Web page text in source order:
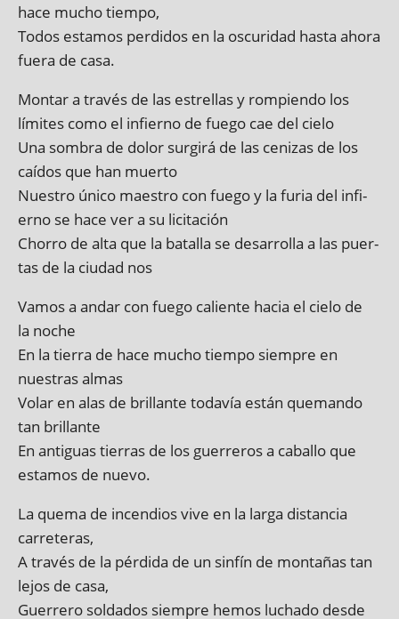
hace mucho tiempo,
Todos estamos per­didos en la oscur­id­ad hasta ahora
fuera de casa.
Montar a través de las estrel­las y rompiendo los
límites como el infi­erno de fuego cae del cielo
Una som­bra de dol­or sur­girá de las cen­izas de los
caí­dos que han muerto
Nuestro único maes­tro con fuego y la furia del infi­
erno se hace ver a su licitación
Chorro de alta que la batalla se desar­rolla a las puer­
tas de la ciudad nos
Vamos a andar con fuego cali­ente hacia el cielo de
la noche
En la tierra de hace mucho tiempo siempre en
nuestras almas
Volar en alas de bril­lante todavía están que­mando
tan brillante
En anti­guas tier­ras de los guer­rer­os a caballo que
estamos de nuevo.
La quema de incen­di­os vive en la larga dis­tan­cia
carreteras,
A través de la pér­dida de un sin­fín de montañas tan
lejos de casa,
Guerrero solda­dos siempre hemos luchado desde